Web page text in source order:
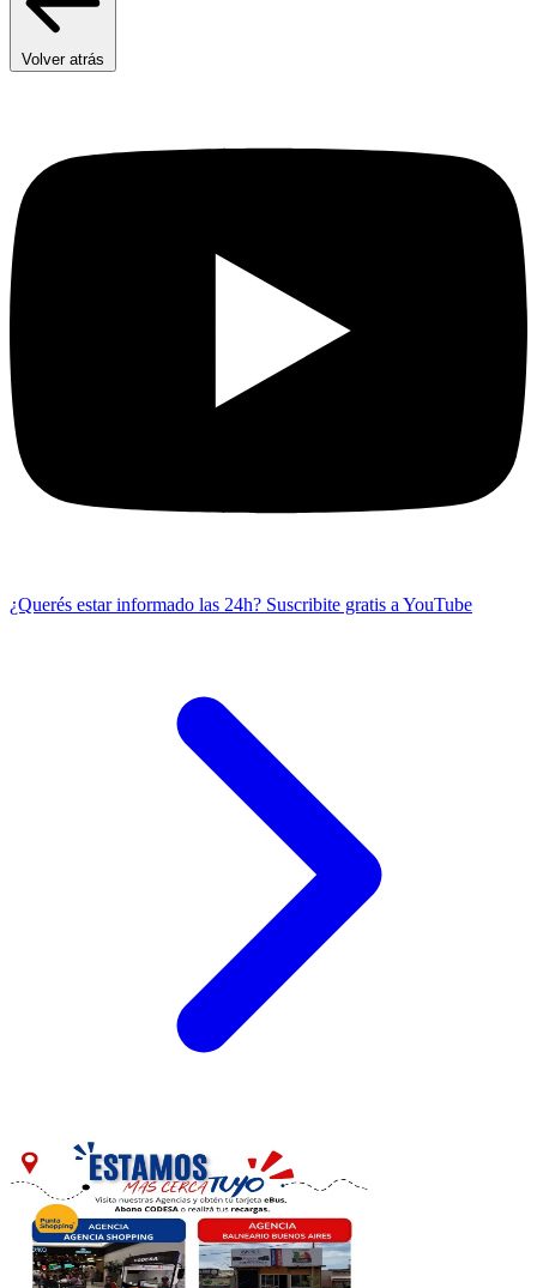
Volver atrás
¿Querés estar informado las 24h? Suscribite gratis a YouTube